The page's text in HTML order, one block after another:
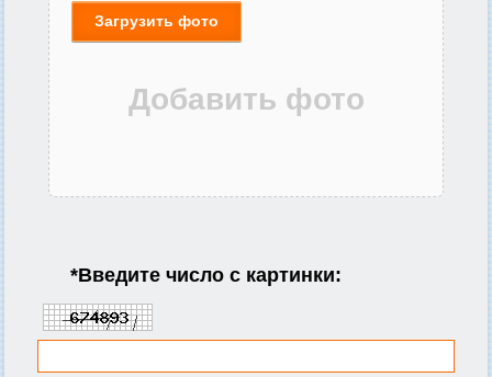
Загрузить фото
*Введите число с картинки: